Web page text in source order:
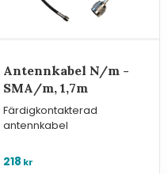
Antennkabel N/m -
SMA/m, 1,7m
Färdigkontakterad
antennkabel
218 kr